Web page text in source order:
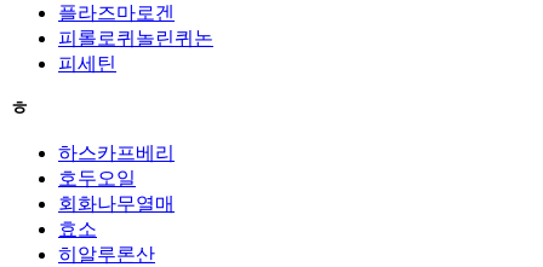
플라즈마로겐
피롤로퀴놀린퀴논
피세틴
ㅎ
하스카프베리
호두오일
회화나무열매
효소
히알루론산